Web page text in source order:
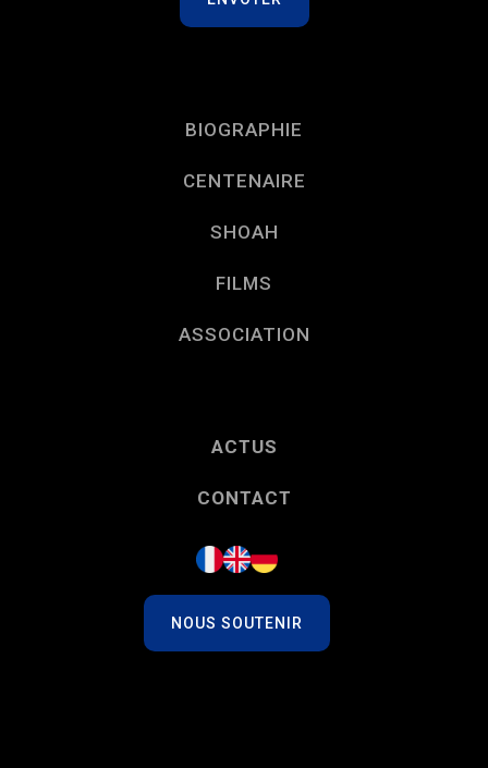
BIOGRAPHIE
CENTENAIRE
SHOAH
FILMS
ASSOCIATION
ACTUS
CONTACT
NOUS SOUTENIR